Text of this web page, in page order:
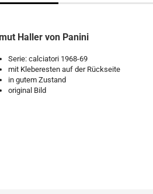
Haller von Panini
Serie: calciatori 1968-69
mit Kleberesten auf der Rückseite
in gutem Zustand
original Bild